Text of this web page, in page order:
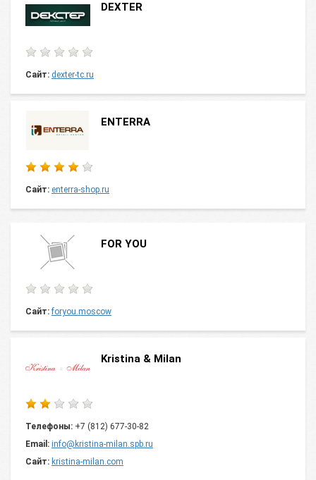
DEXTER
Сайт: dexter-tc.ru
ENTERRA
Сайт: enterra-shop.ru
FOR YOU
Сайт: foryou.moscow
Kristina & Milan
Телефоны: +7 (812) 677-30-82
Email: info@kristina-milan.spb.ru
Сайт: kristina-milan.com